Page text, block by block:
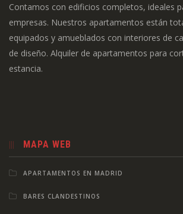
Contamos con edificios completos, ideales
empresas. Nuestros apartamentos están
equipados y amueblados con interiores de
de diseño. Alquiler de apartamentos para
estancia.
MAPA WEB
APARTAMENTOS EN MADRID
BARES CLANDESTINOS